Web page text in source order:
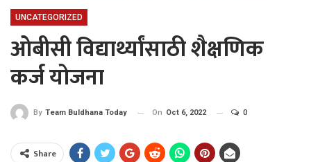
UNCATEGORIZED
ओबीसी विद्यार्थ्यांसाठी शैक्षणिक
कर्ज योजना
By Team Buldhana Today On Oct 6, 2022 0
Share